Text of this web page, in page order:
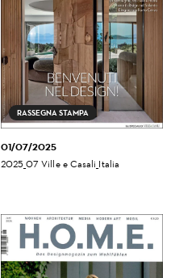
RASSEGNA STAMPA
01/07/2025
2025_07 Ville e Casali_Italia